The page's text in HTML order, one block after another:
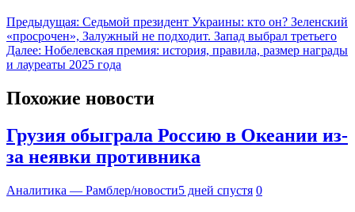
Предыдущая: Седьмой президент Украины: кто он? Зеленский
«просрочен», Залужный не подходит. Запад выбрал третьего
Далее: Нобелевская премия: история, правила, размер награды
и лауреаты 2025 года
Похожие новости
Грузия обыграла Россию в Океании из-
за неявки противника
Аналитика — Рамблер/новости5 дней спустя 0